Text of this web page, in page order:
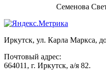
Семенова
Иркутск, ул. Карла Маркса,
Почтовый адрес:
664011, г. Иркутск, а/я 82.